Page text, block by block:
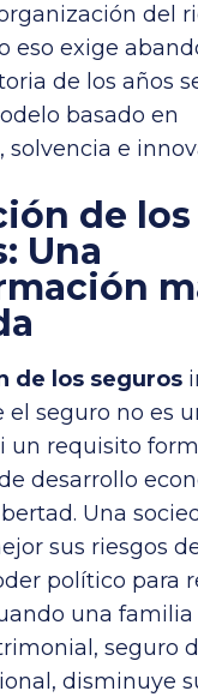
del
eso exige
de los años
basado en
e
de los
: Una
de los seguros
seguro no es
un requisito
desarrollo
Una
sus riesgos
político para
una
seguro
disminuye